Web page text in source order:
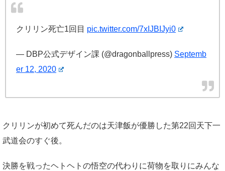
クリリン死亡1回目 pic.twitter.com/7xIJBIJyi0
— DBP公式デザイン課 (@dragonballpress) Septemb
er 12, 2020
クリリンが初めて死んだのは天津飯が優勝した第22回天下一
武道会のすぐ後。
決勝を戦ったヘトヘトの悟空の代わりに荷物を取りにみんな